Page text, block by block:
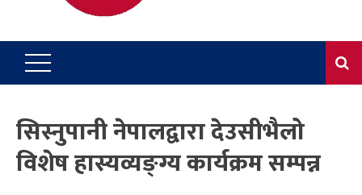
सिस्नुपानी नेपालद्वारा देउसीभैलो
विशेष हास्यव्यङ्ग्य कार्यक्रम सम्पन्न